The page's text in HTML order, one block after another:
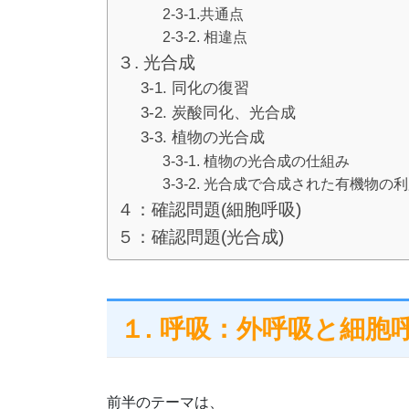
2-3-1.共通点
2-3-2. 相違点
３. 光合成
3-1. 同化の復習
3-2. 炭酸同化、光合成
3-3. 植物の光合成
3-3-1. 植物の光合成の仕組み
3-3-2. 光合成で合成された有機物の利
４：確認問題(細胞呼吸)
５：確認問題(光合成)
１. 呼吸：外呼吸と細胞
前半のテーマは、